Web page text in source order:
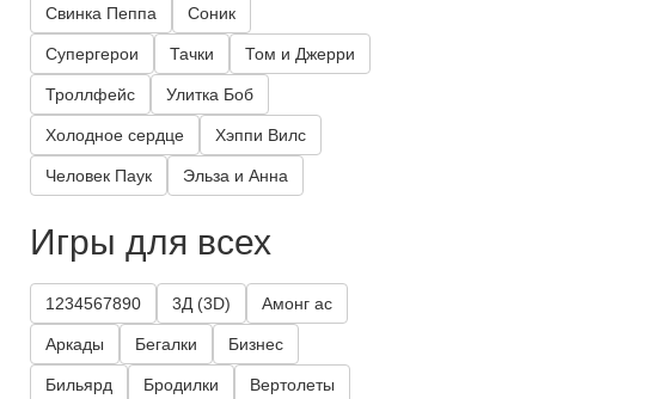
Свинка Пеппа Соник
Супергерои Тачки Том и Джерри
Троллфейс Улитка Боб
Холодное сердце Хэппи Вилс
Человек Паук Эльза и Анна
Игры для всех
1234567890 3Д (3D) Амонг ас
Аркады Бегалки Бизнес
Бильярд Бродилки Вертолеты